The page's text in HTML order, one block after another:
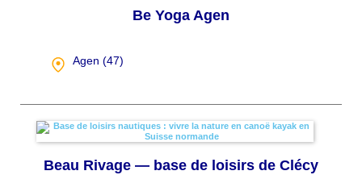
Be Yoga Agen
Agen (47)
Beau Rivage — base de loisirs de Clécy